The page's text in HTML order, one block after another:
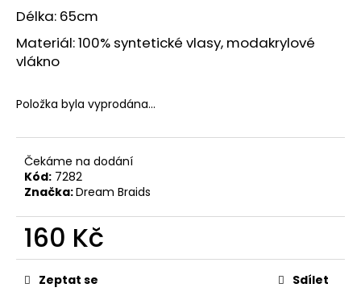
Délka: 65cm
Materiál: 100% syntetické vlasy, modakrylové
vlákno
Položka byla vyprodána…
Čekáme na dodání
Kód: 7282
Značka:Dream Braids
160 Kč
Měrná
cena:Zeptat se Sdílet
o
o
u
č
u
m
e